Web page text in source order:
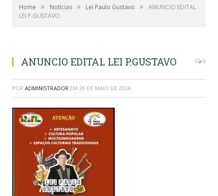
Home » Notícias » Lei Paulo Gustavo »
ANUNCIO EDITAL
LEI P.GUSTAVO
ANUNCIO EDITAL LEI P.GUSTAVO 0
POR ADMINISTRADOR EM 29 DE MAIO DE 2024